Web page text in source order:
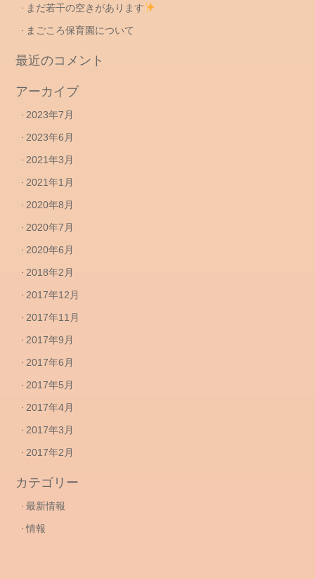
まだ若干の空きがあります
まごころ保育園について
最近のコメント
アーカイブ
2023年7月
2023年6月
2021年3月
2021年1月
2020年8月
2020年7月
2020年6月
2018年2月
2017年12月
2017年11月
2017年9月
2017年6月
2017年5月
2017年4月
2017年3月
2017年2月
カテゴリー
最新情報
情報